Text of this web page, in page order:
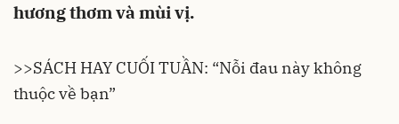
hương thơm và mùi vị.
>>SÁCH HAY CUỐI TUẦN: “Nỗi đau này không
thuộc về bạn”